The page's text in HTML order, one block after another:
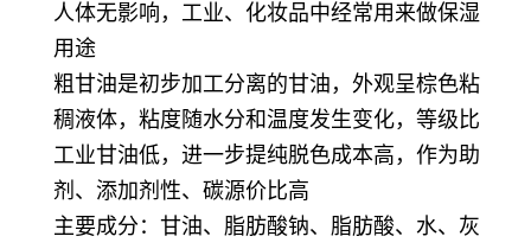
人体无影响，工业、化妆品中经常用来做保湿
用途
粗甘油是初步加工分离的甘油，外观呈棕色粘
稠液体，粘度随水分和温度发生变化，等级比
工业甘油低，进一步提纯脱色成本高，作为助
剂、添加剂性、碳源价比高
主要成分：甘油、脂肪酸钠、脂肪酸、水、灰